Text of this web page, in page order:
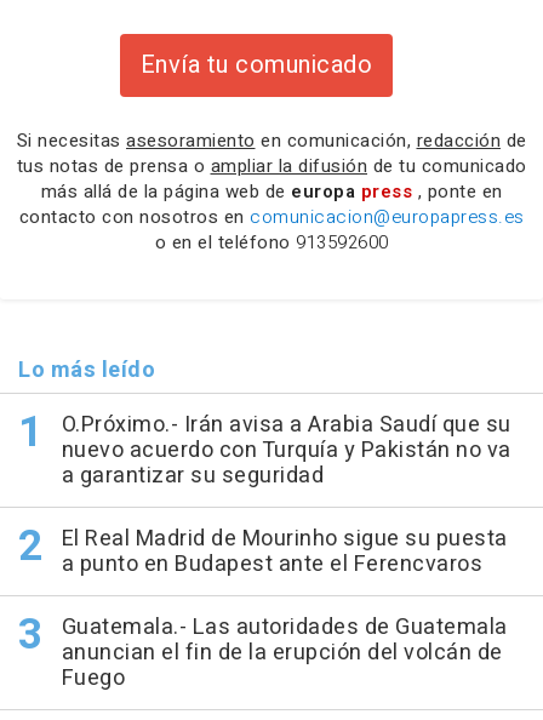
Envía tu comunicado
Si necesitas asesoramiento en comunicación, redacción de
tus notas de prensa o ampliar la difusión de tu comunicado
más allá de la página web de europa press , ponte en
contacto con nosotros en comunicacion@europapress.es
o en el teléfono 913592600
Lo más leído
O.Próximo.- Irán avisa a Arabia Saudí que su
nuevo acuerdo con Turquía y Pakistán no va
a garantizar su seguridad
El Real Madrid de Mourinho sigue su puesta
a punto en Budapest ante el Ferencvaros
Guatemala.- Las autoridades de Guatemala
anuncian el fin de la erupción del volcán de
Fuego